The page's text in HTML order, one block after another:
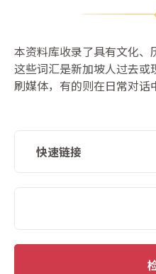
本资料库收录了具有文化、
这些词汇是新加坡人过去或
刷媒体，有的则在日常对话
快速链接